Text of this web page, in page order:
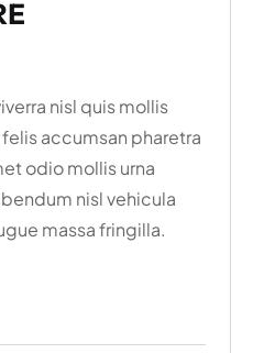
nisl quis mollis
accumsan pharetra
odio mollis urna
nisl vehicula
massa fringilla.